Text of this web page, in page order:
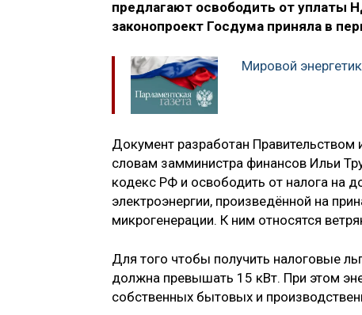
предлагают освободить от уплаты
законопроект Госдума приняла в
Мировой
Документ разработан Правительством
словам замминистра финансов Ильи
кодекс РФ и освободить от налога на
электроэнергии, произведённой на
микрогенерации. К ним относятся
Для того чтобы получить налоговые
должна превышать 15 кВт. При этом
собственных бытовых и